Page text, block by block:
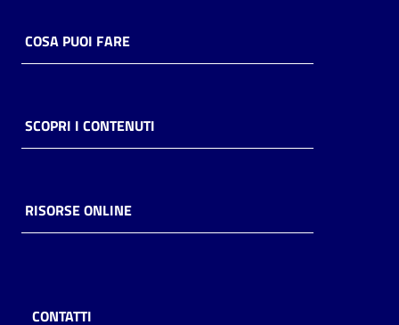
COSA PUOI FARE
SCOPRI I CONTENUTI
RISORSE ONLINE
CONTATTI